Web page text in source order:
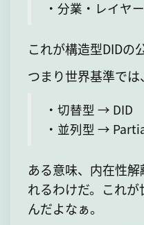
・分業・レイヤ
これが構造型DIDの
つまり世界基準では、
・切替型 → DID
・並列型 →
ある意味、内在性
れるわけだ。これ
んだよなぁ。